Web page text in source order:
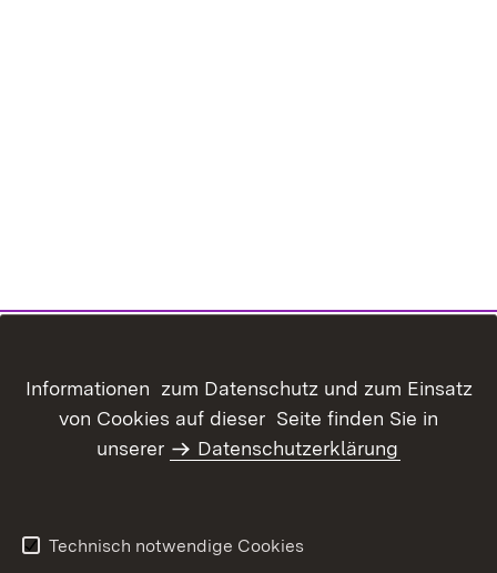
Benutzungshinweise
Informationen zum Datenschutz und zum Einsatz
von Cookies auf dieser Seite finden Sie in
unserer
Datenschutzerklärung
Technisch notwendige Cookies